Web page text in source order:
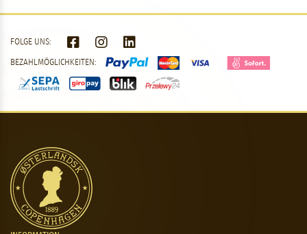
FOLGE UNS:
BEZAHLMÖGLICHKEITEN: